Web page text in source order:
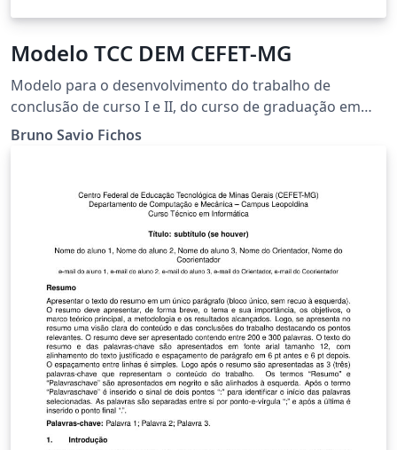
Modelo TCC DEM CEFET-MG
Modelo para o desenvolvimento do trabalho de
conclusão de curso I e II, do curso de graduação em
Engenharia Mecânica do Centro Federal de Educação
Entre em contato com o DEM ou me procure no
linkedIn: https://www.linkedin.com/in/brunofichos/
Aproveite, e bons trabalhos
Bruno Savio Fichos